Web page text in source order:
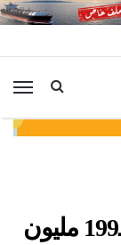
بروج الإماراتية تحقق أرباحًا بـ199 مليون